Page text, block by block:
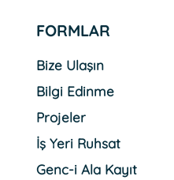
FORMLAR
Bize Ulaşın
Bilgi Edinme
Projeler
İş Yeri Ruhsat
Genc-i Ala Kayıt